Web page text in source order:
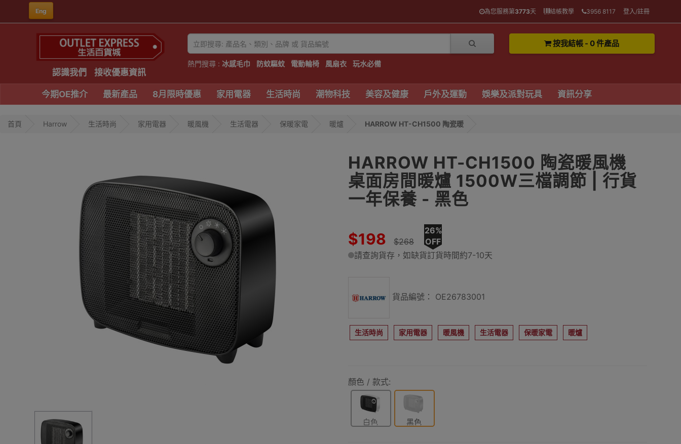
Eng 為您服務第3773天 結帳教學 3956 8117 登入/註冊
認識我們 接收優惠資訊
熱門搜尋 : 冰感毛巾 防蚊驅蚊 電動輪椅 風扇衣 玩水必備
按我結帳 - 0 件產品
今期OE推介 最新產品 8月限時優惠 家用電器 生活時尚 潮物科技 美容及健康 戶外及運動 娛樂及派對玩具 資訊分享
首頁 Harrow 生活時尚 家用電器 暖風機 生活電器 保暖家電 暖爐 HARROW HT-CH1500 陶瓷暖
HARROW HT-CH1500 陶瓷暖風機
桌面房間暖爐 1500W三檔調節 | 行貨
一年保養 - 黑色
$198 $268
26%
OFF
請查詢貨存，如缺貨訂貨時間約7-10天
貨品編號： OE26783001
生活時尚 家用電器 暖風機 生活電器 保暖家電 暖爐
顏色 / 款式:
白色 黑色